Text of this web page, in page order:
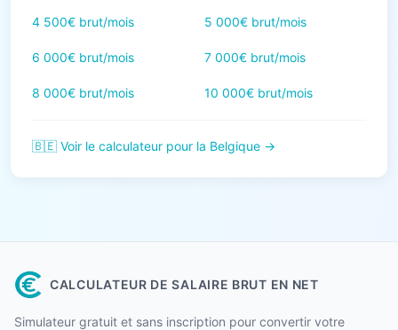
4 500€ brut/mois 5 000€ brut/mois
6 000€ brut/mois 7 000€ brut/mois
8 000€ brut/mois 10 000€ brut/mois
🇧🇪 Voir le calculateur pour la Belgique →
CALCULATEUR DE SALAIRE BRUT EN NET
Simulateur gratuit et sans inscription pour convertir votre